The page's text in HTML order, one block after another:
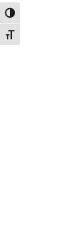
Toggle High Contrast
Toggle Font size